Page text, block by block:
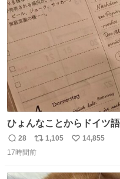
数
ひょんなことからドイツ
なる。 ちなみに最初の半年で『必携ドイツ文法総まとめ』
と『重要単語4000』を数
返
信
28
リ
ポ
1,105
い
14,855
17時間前